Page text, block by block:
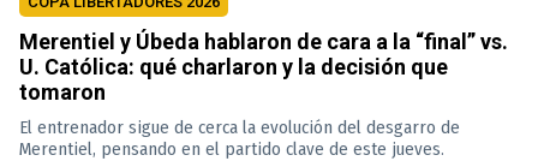
Merentiel y Úbeda hablaron de cara a la “final” vs.
U. Católica: qué charlaron y la decisión que
tomaron
El entrenador sigue de cerca la evolución del desgarro de
Merentiel, pensando en el partido clave de este jueves.